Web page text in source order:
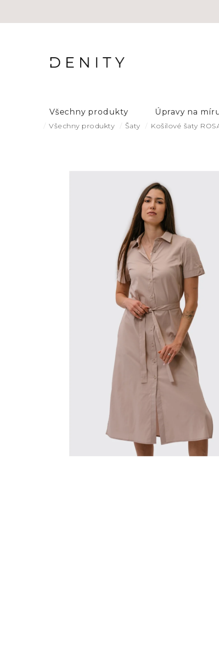
Všechny produkty Úpravy na
Domů
Všechny produkty Šaty Košilové šaty